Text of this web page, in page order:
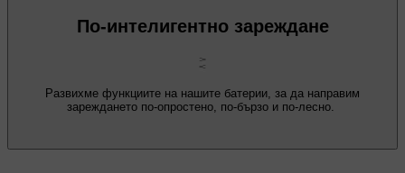
По-интелигентно зареждане
Развихме функциите на нашите батерии, за да направим
зареждането по-опростено, по-бързо и по-лесно.